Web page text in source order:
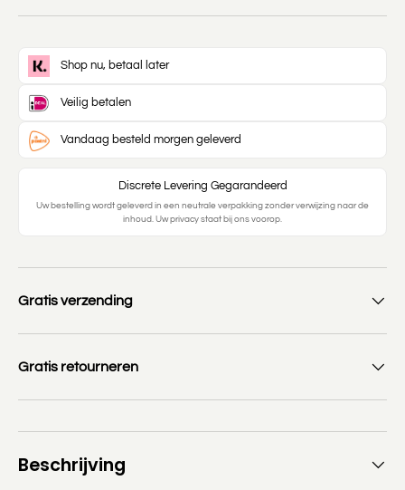
Shop nu, betaal later
Veilig betalen
Vandaag besteld morgen geleverd
Discrete Levering Gegarandeerd
Uw bestelling wordt geleverd in een neutrale verpakking zonder verwijzing naar de
inhoud. Uw privacy staat bij ons voorop.
Gratis verzending
Gratis retourneren
Beschrijving